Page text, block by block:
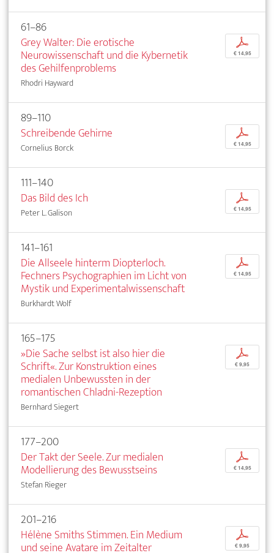
61–86
Grey Walter: Die erotische
Neurowissenschaft und die Kybernetik
des Gehilfenproblems
Rhodri Hayward
p
€ 14,95
89–110
Schreibende Gehirne
Cornelius Borck
p
€ 14,95
111–140
Das Bild des Ich
Peter L. Galison
p
€ 14,95
141–161
Die Allseele hinterm Diopterloch.
Fechners Psychographien im Licht von
Mystik und Experimentalwissenschaft
Burkhardt Wolf
p
€ 14,95
165–175
»Die Sache selbst ist also hier die
Schrift«. Zur Konstruktion eines
medialen Unbewussten in der
romantischen Chladni-Rezeption
Bernhard Siegert
p
€ 9,95
177–200
Der Takt der Seele. Zur medialen
Modellierung des Bewusstseins
Stefan Rieger
p
€ 14,95
201–216
Hélène Smiths Stimmen. Ein Medium
und seine Avatare im Zeitalter
p
€ 9,95